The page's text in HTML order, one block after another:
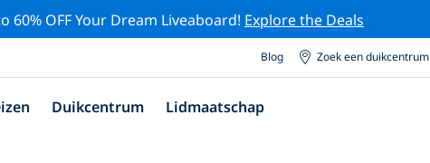
60% OFF Your Dream Liveaboard! Explore the Deals
Blog Zoek een duikcentrum
Duikcentrum Lidmaatschap